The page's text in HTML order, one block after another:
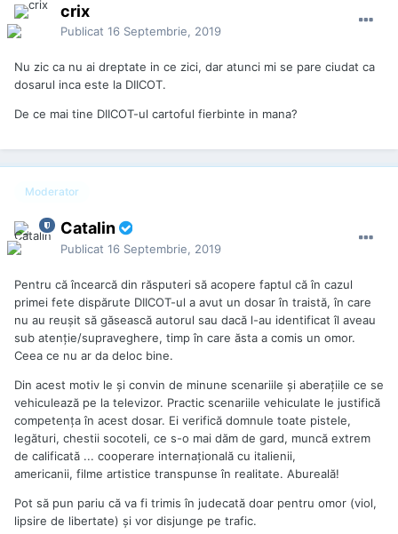
crix
Publicat 16 Septembrie, 2019
Nu zic ca nu ai dreptate in ce zici, dar atunci mi se pare ciudat ca
dosarul inca este la DIICOT.
De ce mai tine DIICOT-ul cartoful fierbinte in mana?
Moderator
Catalin
Publicat 16 Septembrie, 2019
Pentru că încearcă din răsputeri să acopere faptul că în cazul
primei fete dispărute DIICOT-ul a avut un dosar în traistă, în care
nu au reuşit să găsească autorul sau dacă l-au identificat îl aveau
sub atenţie/supraveghere, timp în care ăsta a comis un omor.
Ceea ce nu ar da deloc bine.
Din acest motiv le şi convin de minune scenariile şi aberaţiile ce se
vehiculează pe la televizor. Practic scenariile vehiculate le justifică
competenţa în acest dosar. Ei verifică domnule toate pistele,
legături, chestii socoteli, ce s-o mai dăm de gard, muncă extrem
de calificată ... cooperare internaţională cu italienii,
americanii, filme artistice transpunse în realitate. Abureală!
Pot să pun pariu că va fi trimis în judecată doar pentru omor (viol,
lipsire de libertate) şi vor disjunge pe trafic.